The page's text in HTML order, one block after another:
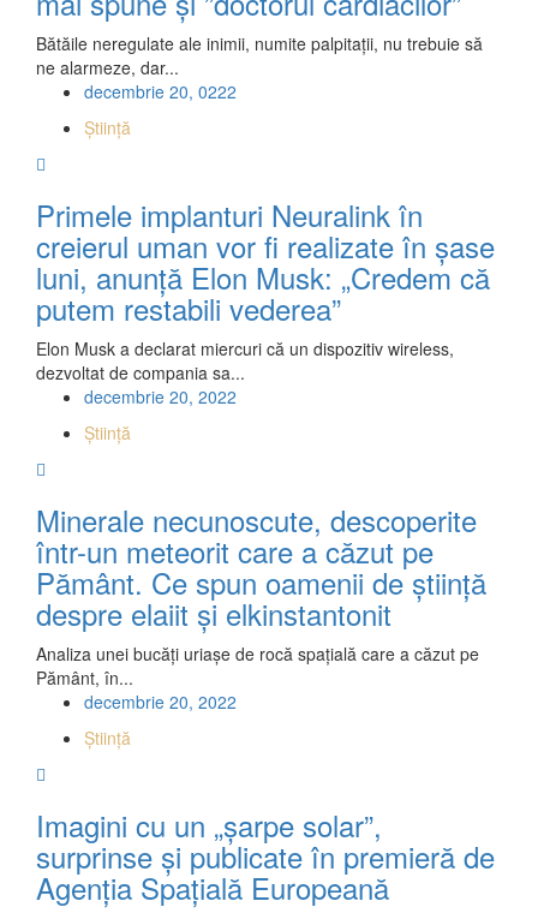
Bătăile neregulate ale inimii, numite palpitaţii, nu trebuie să
ne alarmeze, dar...
decembrie 20, 0222
Știință
Primele implanturi Neuralink în
creierul uman vor fi realizate în șase
luni, anunță Elon Musk: „Credem că
putem restabili vederea”
Elon Musk a declarat miercuri că un dispozitiv wireless,
dezvoltat de compania sa...
decembrie 20, 2022
Știință
Minerale necunoscute, descoperite
într-un meteorit care a căzut pe
Pământ. Ce spun oamenii de știință
despre elaiit și elkinstantonit
Analiza unei bucăți uriașe de rocă spațială care a căzut pe
Pământ, în...
decembrie 20, 2022
Știință
Imagini cu un „șarpe solar”,
surprinse și publicate în premieră de
Agenția Spațială Europeană